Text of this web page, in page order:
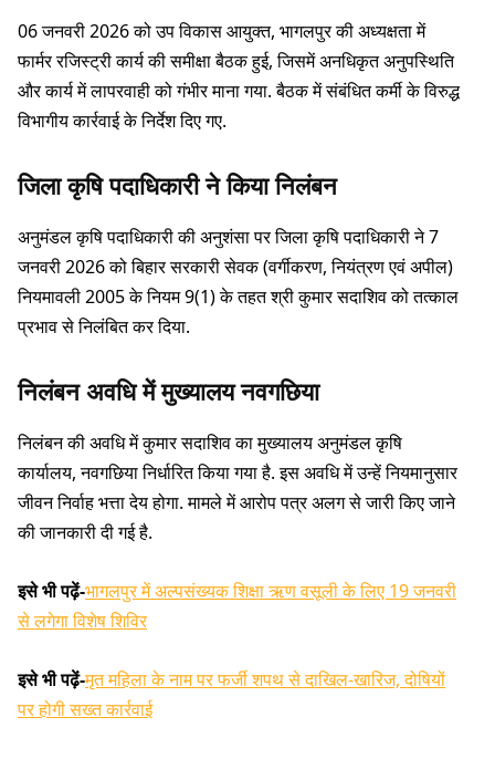
06 जनवरी 2026 को उप विकास आयुक्त, भागलपुर की अध्यक्षता में
फार्मर रजिस्ट्री कार्य की समीक्षा बैठक हुई, जिसमें अनधिकृत अनुपस्थिति
और कार्य में लापरवाही को गंभीर माना गया. बैठक में संबंधित कर्मी के विरुद्ध
विभागीय कार्रवाई के निर्देश दिए गए.
जिला कृषि पदाधिकारी ने किया निलंबन
अनुमंडल कृषि पदाधिकारी की अनुशंसा पर जिला कृषि पदाधिकारी ने 7
जनवरी 2026 को बिहार सरकारी सेवक (वर्गीकरण, नियंत्रण एवं अपील)
नियमावली 2005 के नियम 9(1) के तहत श्री कुमार सदाशिव को तत्काल
प्रभाव से निलंबित कर दिया.
निलंबन अवधि में मुख्यालय नवगछिया
निलंबन की अवधि में कुमार सदाशिव का मुख्यालय अनुमंडल कृषि
कार्यालय, नवगछिया निर्धारित किया गया है. इस अवधि में उन्हें नियमानुसार
जीवन निर्वाह भत्ता देय होगा. मामले में आरोप पत्र अलग से जारी किए जाने
की जानकारी दी गई है.
इसे भी पढ़ें-भागलपुर में अल्पसंख्यक शिक्षा ऋण वसूली के लिए 19 जनवरी
से लगेगा विशेष शिविर
इसे भी पढ़ें-मृत महिला के नाम पर फर्जी शपथ से दाखिल-खारिज, दोषियों
पर होगी सख्त कार्रवाई